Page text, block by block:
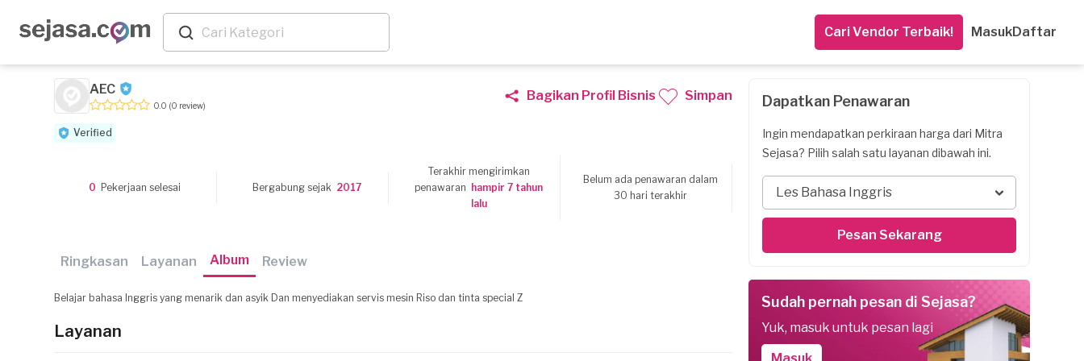
Cari Vendor Terbaik! MasukDaftar
AEC
0.0 (0 review)
Bagikan Profil Bisnis Simpan
Verified
0 Pekerjaan selesai Bergabung sejak 2017
Terakhir mengirimkan
penawaran hampir 7 tahun
lalu
Belum ada penawaran dalam
30 hari terakhir
Ringkasan Layanan Album Review
Belajar bahasa Inggris yang menarik dan asyik Dan menyediakan servis mesin Riso dan tinta special Z
Layanan
Dapatkan Penawaran
Ingin mendapatkan perkiraan harga dari Mitra
Sejasa? Pilih salah satu layanan dibawah ini.
Les Bahasa Inggris
Pesan Sekarang
Sudah pernah pesan di Sejasa?
Yuk, masuk untuk pesan lagi